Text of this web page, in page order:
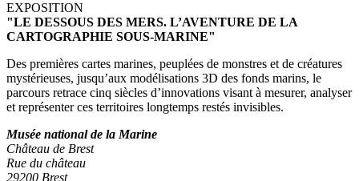
EXPOSITION
"LE DESSOUS DES MERS. L’AVENTURE DE LA
CARTOGRAPHIE SOUS-MARINE"
Des premières cartes marines, peuplées de monstres et de créatures
mystérieuses, jusqu’aux modélisations 3D des fonds marins, le
parcours retrace cinq siècles d’innovations visant à mesurer, analyser
et représenter ces territoires longtemps restés invisibles.
Musée national de la Marine
Château de Brest
Rue du château
29200 Brest